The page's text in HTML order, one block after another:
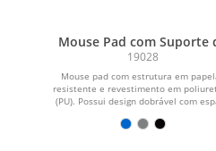
Mouse Pad com Suporte
Celular
19028
Mouse pad com estrutura em
resistente e revestimento em
(PU). Possui design dobrável com